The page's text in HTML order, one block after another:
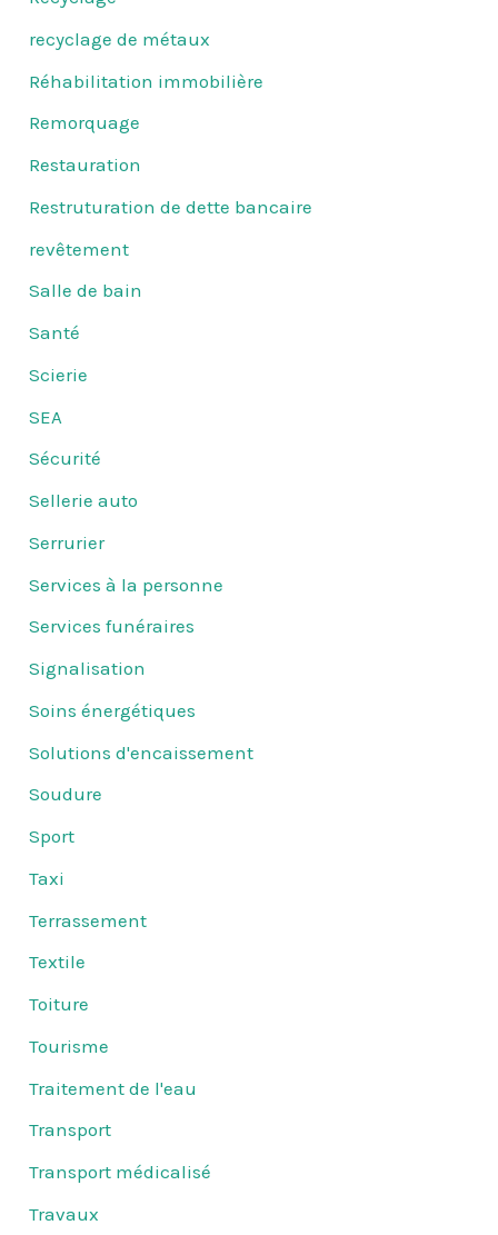
recyclage de métaux
Réhabilitation immobilière
Remorquage
Restauration
Restruturation de dette bancaire
revêtement
Salle de bain
Santé
Scierie
SEA
Sécurité
Sellerie auto
Serrurier
Services à la personne
Services funéraires
Signalisation
Soins énergétiques
Solutions d'encaissement
Soudure
Sport
Taxi
Terrassement
Textile
Toiture
Tourisme
Traitement de l'eau
Transport
Transport médicalisé
Travaux